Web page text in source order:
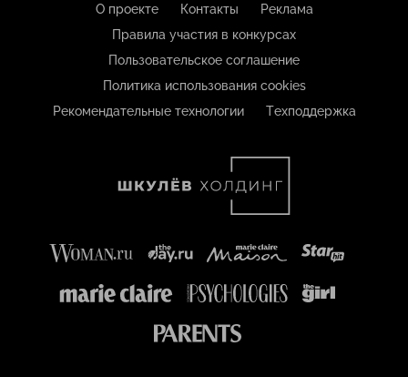
О проекте Контакты
Реклама
Правила участия в конкурсах
Пользовательское соглашение
Политика использования cookies
Рекомендательные технологии
Техподдержка